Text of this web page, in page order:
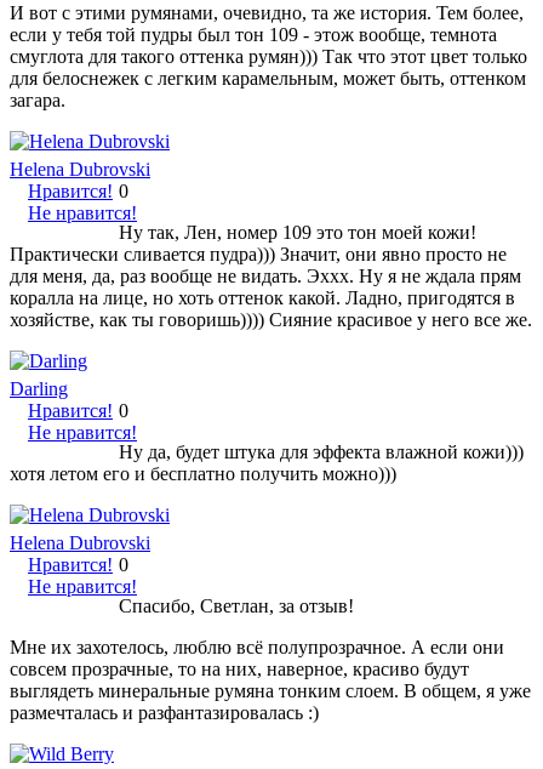
И вот с этими румянами, очевидно, та же история. Тем более,
если у тебя той пудры был тон 109 - этож вообще, темнота
смуглота для такого оттенка румян))) Так что этот цвет только
для белоснежек с легким карамельным, может быть, оттенком
загара.
Helena Dubrovski
Нравится!
Не нравится!
0
Ну так, Лен, номер 109 это тон моей кожи!
Практически сливается пудра))) Значит, они явно просто не
для меня, да, раз вообще не видать. Эххх. Ну я не ждала прям
коралла на лице, но хоть оттенок какой. Ладно, пригодятся в
хозяйстве, как ты говоришь)))) Сияние красивое у него все же.
Darling
Нравится!
Не нравится!
0
Ну да, будет штука для эффекта влажной кожи)))
хотя летом его и бесплатно получить можно)))
Helena Dubrovski
Нравится!
Не нравится!
0
Спасибо, Светлан, за отзыв!
Мне их захотелось, люблю всё полупрозрачное. А если они
совсем прозрачные, то на них, наверное, красиво будут
выглядеть минеральные румяна тонким слоем. В общем, я уже
размечталась и разфантазировалась :)